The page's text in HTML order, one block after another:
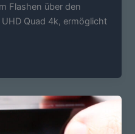
Flashen über den
Quad 4k, ermöglicht